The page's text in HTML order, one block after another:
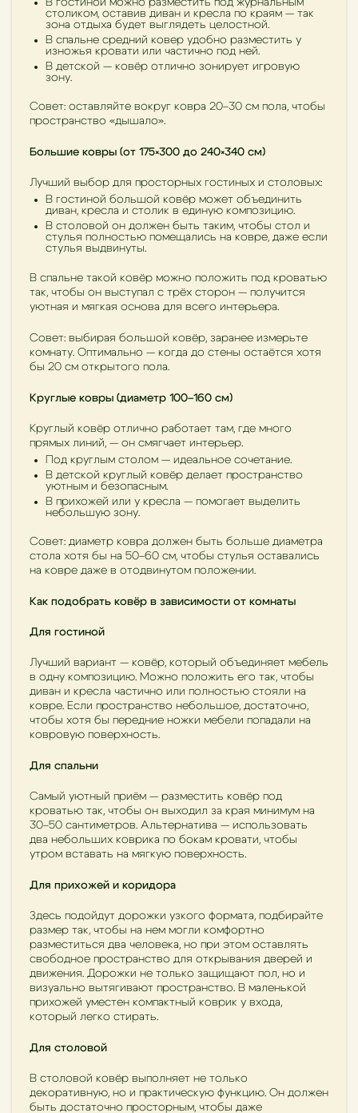
столиком, оставив диван и кресла по краям — так
зона отдыха будет выглядеть целостной.
В спальне средний ковер удобно разместить у
изножья кровати или частично под ней.
В детской — ковёр отлично зонирует игровую
зону.
Совет: оставляйте вокруг ковра 20–30 см пола, чтобы
пространство «дышало».
Большие ковры (от 175×300 до 240×340 см)
Лучший выбор для просторных гостиных и столовых:
В гостиной большой ковёр может объединить
диван, кресла и столик в единую композицию.
В столовой он должен быть таким, чтобы стол и
стулья полностью помещались на ковре, даже если
стулья выдвинуты.
В спальне такой ковёр можно положить под кроватью
так, чтобы он выступал с трёх сторон — получится
уютная и мягкая основа для всего интерьера.
Совет: выбирая большой ковёр, заранее измерьте
комнату. Оптимально — когда до стены остаётся хотя
бы 20 см открытого пола.
Круглые ковры (диаметр 100–160 см)
Круглый ковёр отлично работает там, где много
прямых линий, — он смягчает интерьер.
Под круглым столом — идеальное сочетание.
В детской круглый ковёр делает пространство
уютным и безопасным.
В прихожей или у кресла — помогает выделить
небольшую зону.
Совет: диаметр ковра должен быть больше диаметра
стола хотя бы на 50–60 см, чтобы стулья оставались
на ковре даже в отодвинутом положении.
Как подобрать ковёр в зависимости от комнаты
Для гостиной
Лучший вариант — ковёр, который объединяет мебель
в одну композицию. Можно положить его так, чтобы
диван и кресла частично или полностью стояли на
ковре. Если пространство небольшое, достаточно,
чтобы хотя бы передние ножки мебели попадали на
ковровую поверхность.
Для спальни
Самый уютный приём — разместить ковёр под
кроватью так, чтобы он выходил за края минимум на
30–50 сантиметров. Альтернатива — использовать
два небольших коврика по бокам кровати, чтобы
утром вставать на мягкую поверхность.
Для прихожей и коридора
Здесь подойдут дорожки узкого формата, подбирайте
размер так, чтобы на нем могли комфортно
разместиться два человека, но при этом оставлять
свободное пространство для открывания дверей и
движения. Дорожки не только защищают пол, но и
визуально вытягивают пространство. В маленькой
прихожей уместен компактный коврик у входа,
который легко стирать.
Для столовой
В столовой ковёр выполняет не только
декоративную, но и практическую функцию. Он должен
быть достаточно просторным, чтобы даже